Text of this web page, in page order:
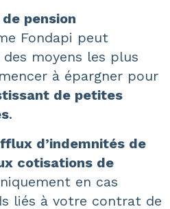
pension
Fondapi peut
moyens les plus
à épargner pour
de petites
.
d’indemnités de
cotisations de
en cas
liés à votre contrat de